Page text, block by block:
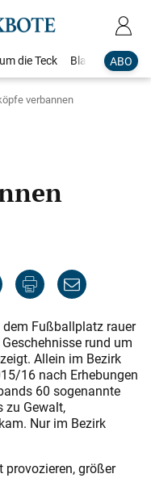
ABO
die Teck Blaulicht
verbannen
Fußballplatz rauer
rund um
Allein im Bezirk
16 nach Erhebungen
60 sogenannte
zu Gewalt,
Nur im Bezirk
provozieren, größer